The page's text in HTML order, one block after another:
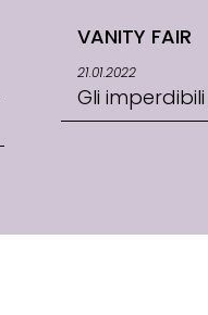
VANITY FAIR
21.01.2022
Gli